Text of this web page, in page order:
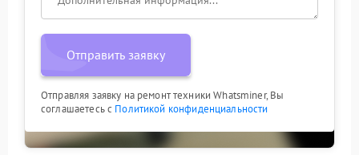
Отправить заявку
Отправляя заявку на ремонт техники Whatsminer, Вы
соглашаетесь с Политикой конфиденциальности